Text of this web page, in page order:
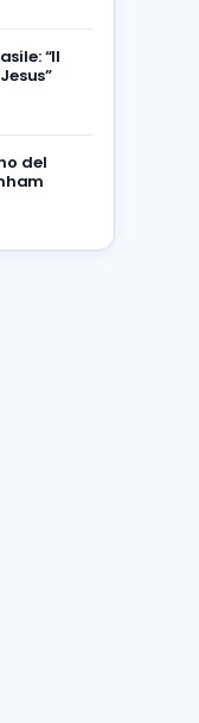
“Il
del